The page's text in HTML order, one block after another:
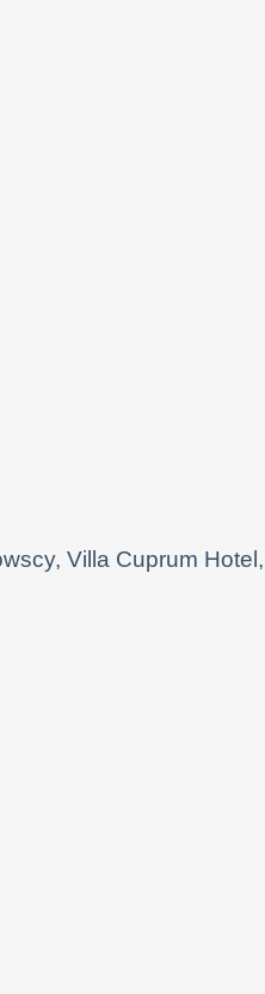
Villa Cuprum Hotel,